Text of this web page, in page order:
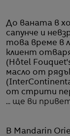
До ваната в
сапунче и
това време в
клиент
(Hôtel
масло от
от стрити
... ще ви
В Mandarin